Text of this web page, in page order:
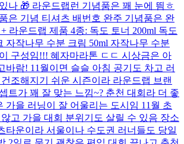
나 🎁 라운드랩런 기념품은 꽤 눈에 띔ㅎ
은 기념 티셔츠 배번호 완주 기념품은 완
라운드랩 제품 4종: 독도 토너 200ml 독도
자작나무 수분 크림 50ml 자작나무 수분
구성임!!! 혜자마라톤 ㄷㄷ 시상금은 아
바람! 11월이면 슬슬 아침 공기도 차고 러
조해지기 쉬운 시즌이라 라운드랩 브랜
트가 꽤 잘 맞는 느낌~? 춘천 대회라 더 좋
을 러닝이 잘 어울리는 도시임 11월 초
고 가을 대회 분위기도 살릴 수 있음 장소
타운이라 서울이나 수도권 러너들도 당일